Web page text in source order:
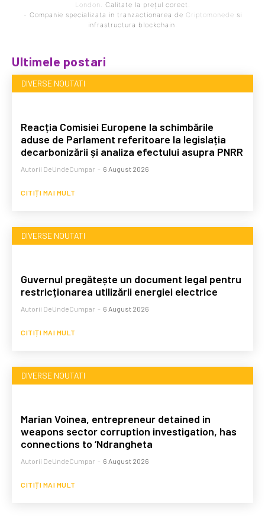
London . Calitate la prețul corect.
- Companie specializata in tranzactionarea de Criptomonede si
infrastructura blockchain.
Ultimele postari
DIVERSE NOUTATI
Reacția Comisiei Europene la schimbările
aduse de Parlament referitoare la legislația
decarbonizării și analiza efectului asupra PNRR
Autorii DeUndeCumpar - 6 August 2026
CITIȚI MAI MULT
DIVERSE NOUTATI
Guvernul pregătește un document legal pentru
restricționarea utilizării energiei electrice
Autorii DeUndeCumpar - 6 August 2026
CITIȚI MAI MULT
DIVERSE NOUTATI
Marian Voinea, entrepreneur detained in
weapons sector corruption investigation, has
connections to ‘Ndrangheta
Autorii DeUndeCumpar - 6 August 2026
CITIȚI MAI MULT